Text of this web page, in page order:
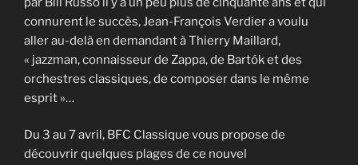
connurent le succès, Jean-François Verdier a voulu
aller au-delà en demandant à Thierry Maillard,
« jazzman, connaisseur de Zappa, de Bartók et des
orchestres classiques, de composer dans le même
esprit »…
Du 3 au 7 avril, BFC Classique vous propose de
découvrir quelques plages de ce nouvel